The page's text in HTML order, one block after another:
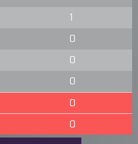
1
0
0
0
0
0